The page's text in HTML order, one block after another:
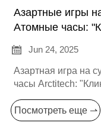
Азартные игры
Атомные часы:
 Jun 24, 2025
Азартная игра на
часы
Посмотреть еще ⇀